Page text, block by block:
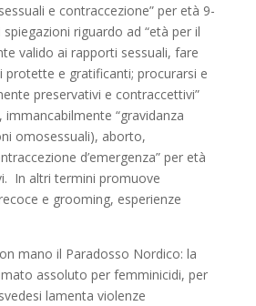
e contraccezione” per età 9-
riguardo ad “età per il
valido ai rapporti sessuali, fare
protette e gratificanti; procurarsi e
preservativi e contraccettivi”
immancabilmente “gravidanza
omosessuali), aborto,
d’emergenza” per età
In altri termini promuove
e grooming, esperienze
mano il Paradosso Nordico: la
assoluto per femminicidi, per
lamenta violenze